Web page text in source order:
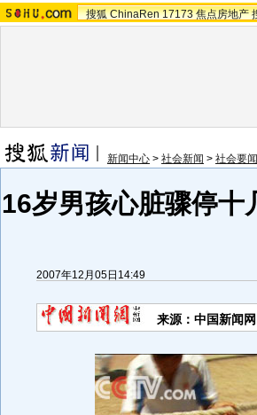
搜狐 ChinaRen 17173 焦点房地产
新闻中心 > 社会新闻 > 社会要闻
16岁男孩心脏骤停十
2007年12月05日14:49
来源：中国新闻网